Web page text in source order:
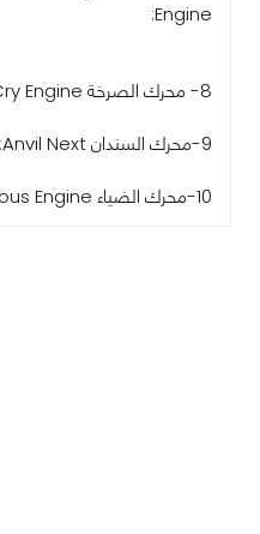
Engine:
8- محرك الصرخة Cry Engine:
9-محرك السندان Anvil Next:
10-محرك الضياء Luminous Engine: